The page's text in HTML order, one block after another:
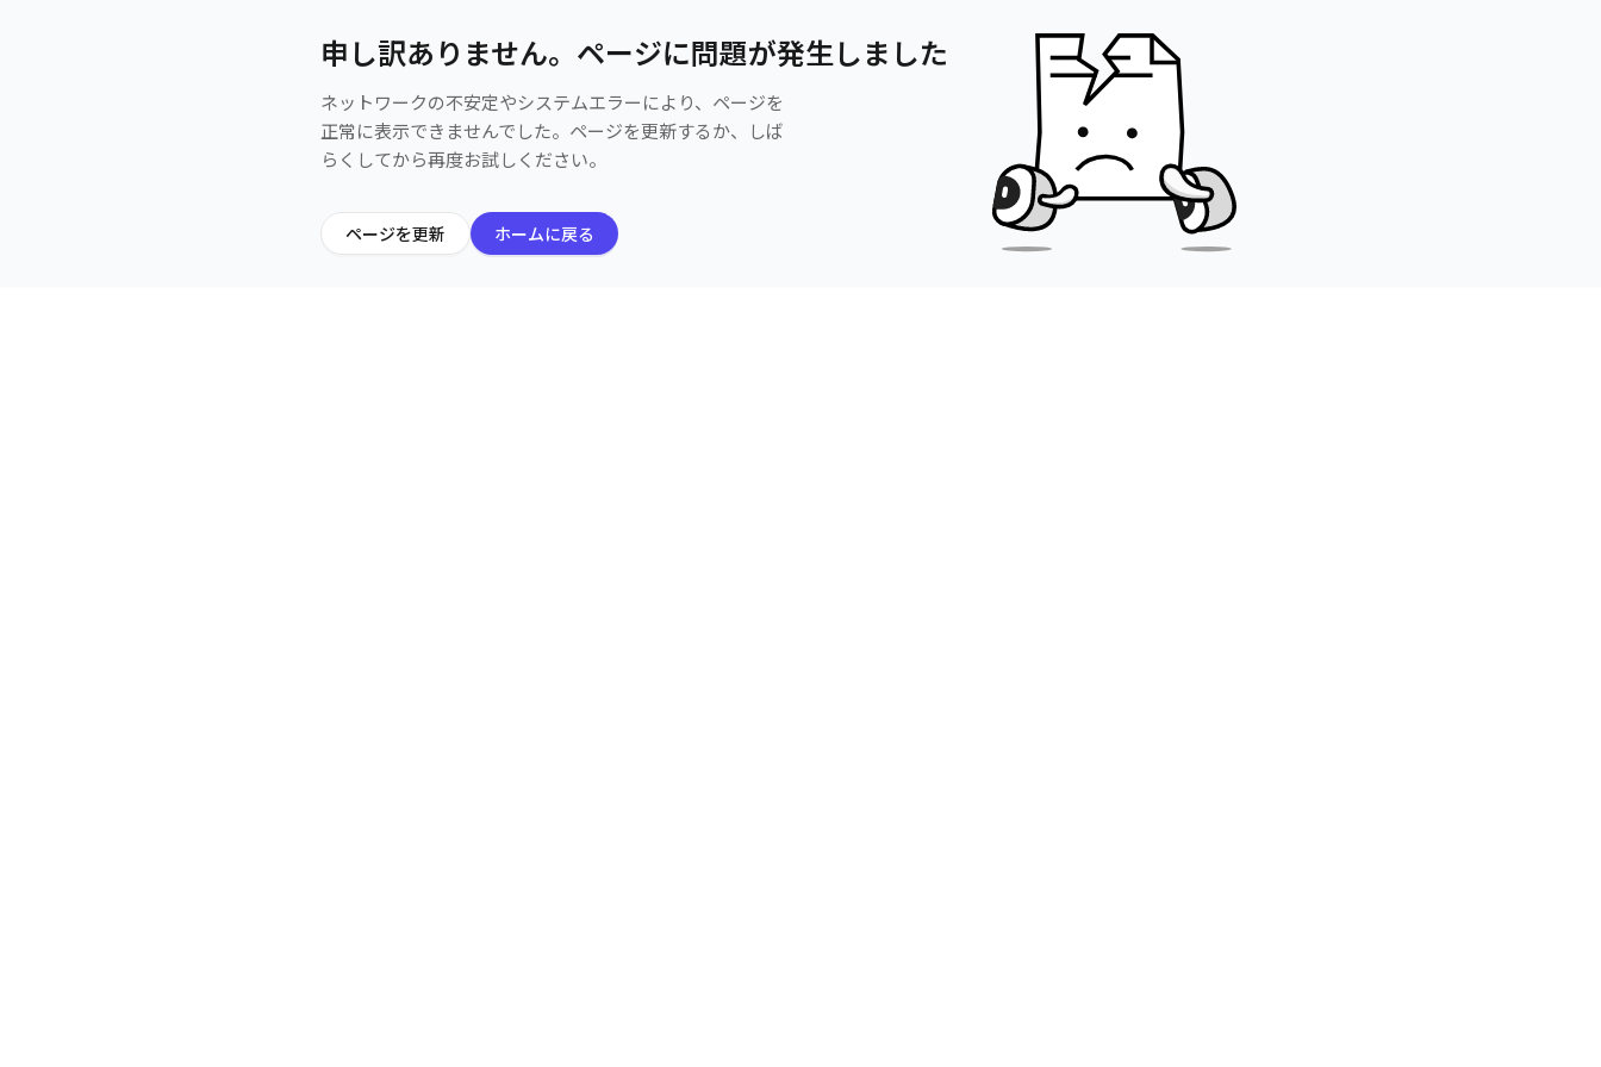
申し訳ありません。ページに問題が発生しました
ネットワークの不安定やシステムエラーにより、ページを
正常に表示できませんでした。ページを更新するか、しば
らくしてから再度お試しください。
ページを更新 ホームに戻る